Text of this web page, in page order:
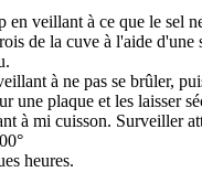
veillant à ce que le sel
de la cuve à l'aide
à ne pas se brûler,
une plaque et les laisser
à mi cuisson. Surveiller
heures.